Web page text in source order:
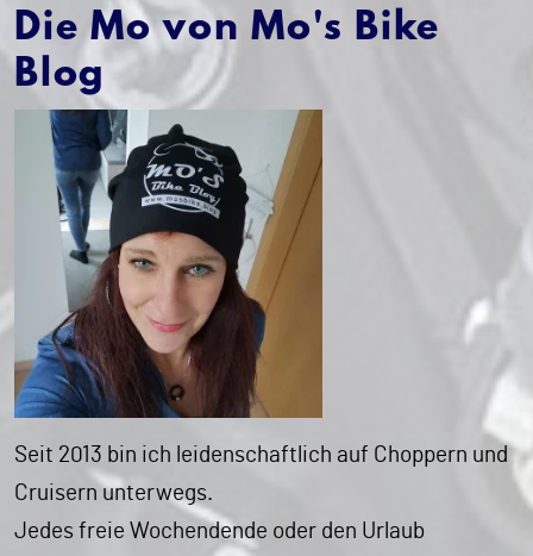
Die Mo von Mo's Bike
Blog
Seit 2013 bin ich leidenschaftlich auf Choppern und
Cruisern unterwegs.
Jedes freie Wochendende oder den Urlaub